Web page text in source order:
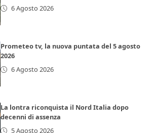
6 Agosto 2026
Prometeo tv, la nuova puntata del 5 agosto
2026
6 Agosto 2026
La lontra riconquista il Nord Italia dopo
decenni di assenza
5 Agosto 2026